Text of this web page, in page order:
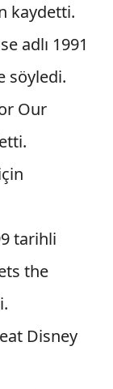
kaydetti.
adlı 1991
söyledi.
Our
tarihli
the
Disney